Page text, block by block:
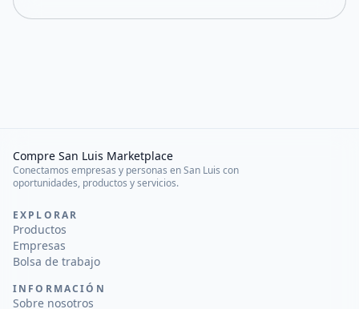
Compre San Luis Marketplace
Conectamos empresas y personas en San Luis con
oportunidades, productos y servicios.
EXPLORAR
Productos
Empresas
Bolsa de trabajo
INFORMACIÓN
Sobre nosotros